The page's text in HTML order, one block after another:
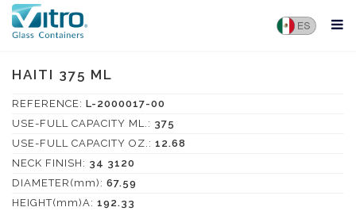
HAITI 375 ML
REFERENCE: L-2000017-00
USE-FULL CAPACITY ML.: 375
USE-FULL CAPACITY OZ.: 12.68
NECK FINISH: 34 3120
DIAMETER(mm): 67.59
HEIGHT(mm)A: 192.33